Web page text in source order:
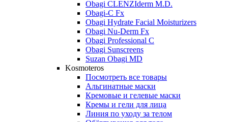
Obagi CLENZIderm M.D.
Obagi-C Fx
Obagi Hydrate Facial Moisturizers
Obagi Nu-Derm Fx
Obagi Professional C
Obagi Sunscreens
Suzan Obagi MD
Kosmoteros
Посмотреть все товары
Альгинатные маски
Кремовые и гелевые маски
Кремы и гели для лица
Линия по уходу за телом